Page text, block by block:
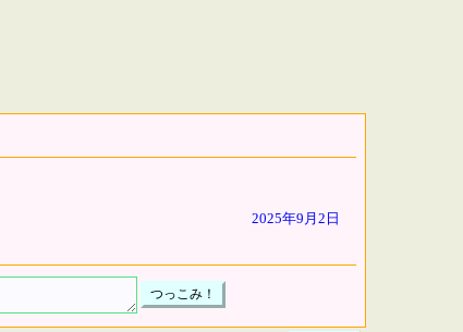
2025年9月2日